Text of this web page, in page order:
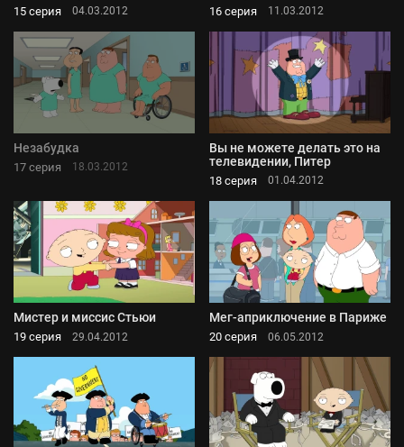
15 серия 04.03.2012 16 серия 11.03.2012
Незабудка
17 серия 18.03.2012
Вы не можете делать это на
телевидении, Питер
18 серия 01.04.2012
Мистер и миссис Стьюи
19 серия 29.04.2012
Мег-априключение в Париже
20 серия 06.05.2012